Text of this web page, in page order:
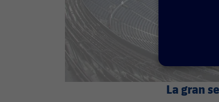
La gran